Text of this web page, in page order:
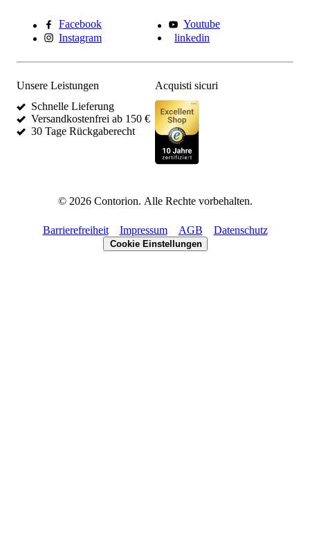
Facebook
Youtube
Instagram
linkedin
Unsere Leistungen
Schnelle Lieferung
Versandkostenfrei ab 150 €
30 Tage Rückgaberecht
Acquisti sicuri
© 2026Contorion. Alle Rechte vorbehalten.
Barrierefreiheit Impressum AGB Datenschutz
Cookie Einstellungen